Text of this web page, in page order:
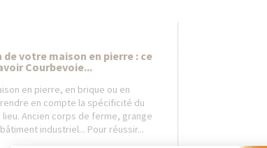
votre maison en pierre : ce
Courbevoie...
en pierre, en brique ou en
en compte la spécificité du
Ancien corps de ferme, grange
industriel... Pour réussir...